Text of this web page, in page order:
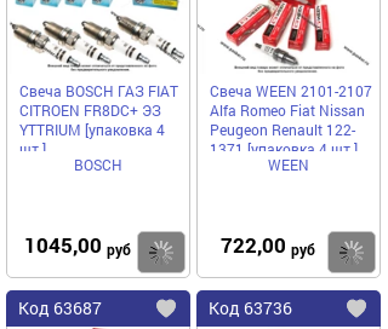
Свеча BOSCH ГАЗ FIAT
CITROEN FR8DC+ ЭЗ
YTTRIUM [упаковка 4
шт.]
BOSCH
1045,00 руб Купить
Свеча WEEN 2101-2107
Alfa Romeo Fiat Nissan
Peugeon Renault 122-
1371 [упаковка 4 шт.]
WEEN
722,00 руб
Код 63687
Добавить
Код 63736